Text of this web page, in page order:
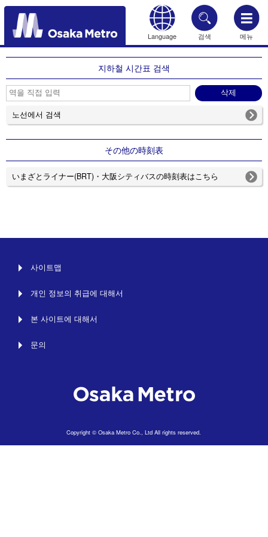
Language 검색 메뉴
HOME
지하철 시간표 검색
노선에서 검색
その他の時刻表
いまざとライナー(BRT)・大阪シティバスの時刻表はこちら
사이트맵
개인 정보의 취급에 대해서
본 사이트에 대해서
문의
Copyright © Osaka Metro Co., Ltd All rights reserved.